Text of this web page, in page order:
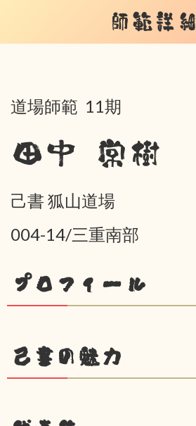
師範詳細
道場師範 11期
田中 常樹
己書 狐山道場
004-14/三重南部
プロフィール
己書の魅力